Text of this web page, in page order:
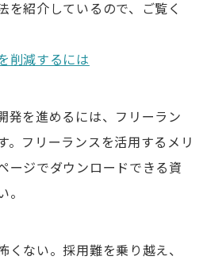
を紹介しているので、ご覧く
削減するには
発を進めるには、フリーラン
。フリーランスを活用するメリ
ージでダウンロードできる資
。
くない。採用難を乗り越え、